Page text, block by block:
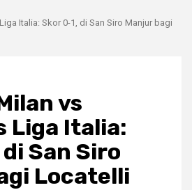
Italia: Skor 0-1, di San Siro Manjur bagi
vs
Liga Italia:
San Siro
Locatelli